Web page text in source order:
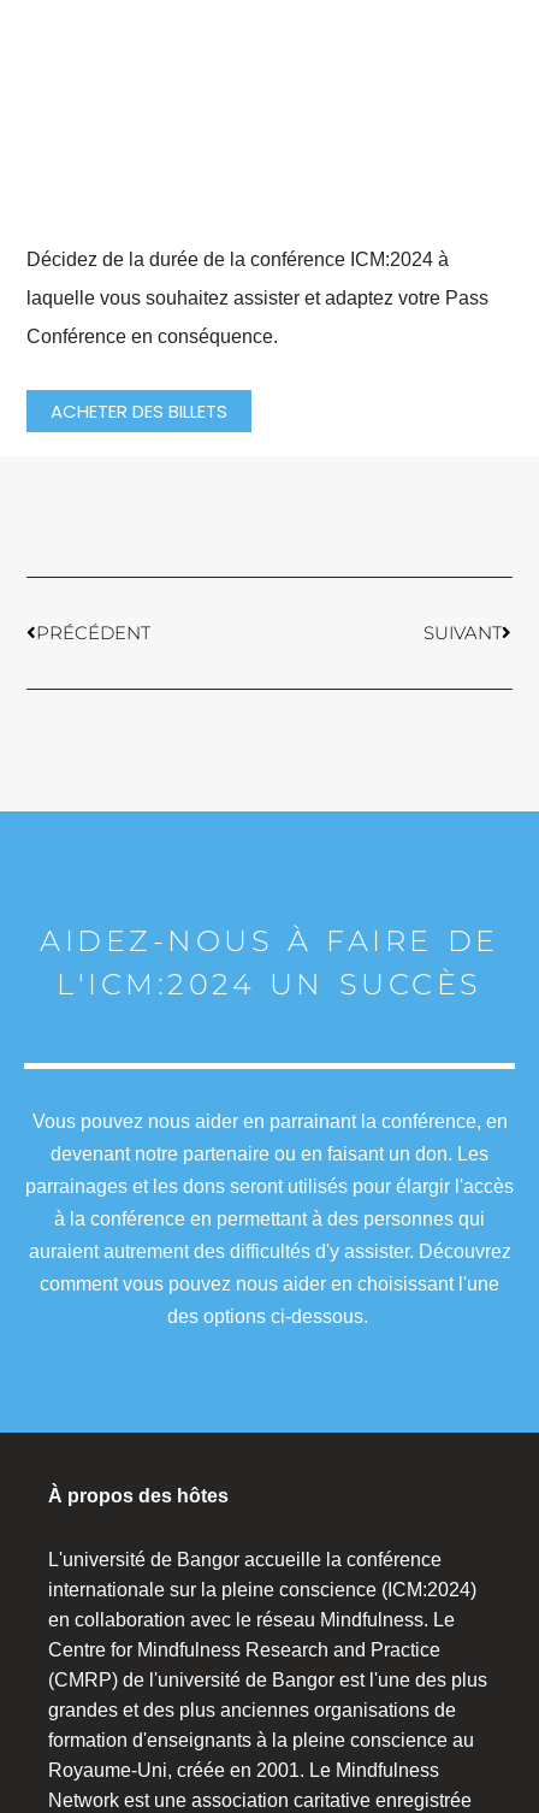
Décidez de la durée de la conférence ICM:2024 à
laquelle vous souhaitez assister et adaptez votre Pass
Conférence en conséquence.
ACHETER DES BILLETS
PRÉCÉDENT SUIVANT
AIDEZ-NOUS À FAIRE DE
L'ICM:2024 UN SUCCÈS
Vous pouvez nous aider en parrainant la conférence, en
devenant notre partenaire ou en faisant un don. Les
parrainages et les dons seront utilisés pour élargir l'accès
à la conférence en permettant à des personnes qui
auraient autrement des difficultés d'y assister. Découvrez
comment vous pouvez nous aider en choisissant l'une
des options ci-dessous.
À propos des hôtes
L'université de Bangor accueille la conférence
internationale sur la pleine conscience (ICM:2024)
en collaboration avec le réseau Mindfulness. Le
Centre for Mindfulness Research and Practice
(CMRP) de l'université de Bangor est l'une des plus
grandes et des plus anciennes organisations de
formation d'enseignants à la pleine conscience au
Royaume-Uni, créée en 2001. Le Mindfulness
Network est une association caritative enregistrée